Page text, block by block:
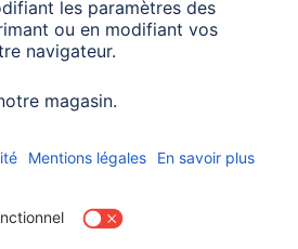
Carte de visite